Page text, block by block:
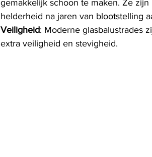
gemakkelijk schoon te maken. Ze
helderheid na jaren van blootstelling
Veiligheid: Moderne glasbalustrades
extra veiligheid en stevigheid.